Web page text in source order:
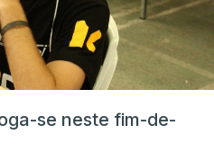
se neste fim-de-